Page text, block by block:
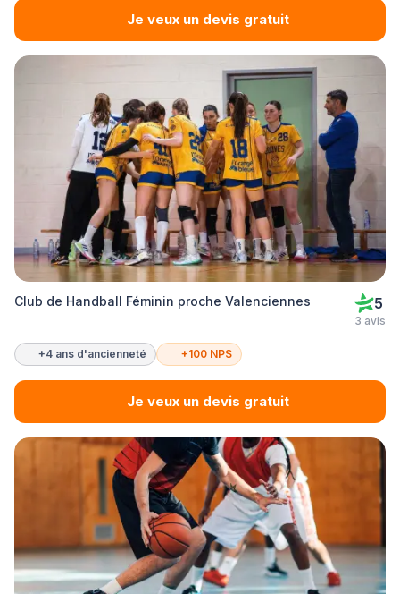
Je veux un devis gratuit
Club de Handball Féminin proche Valenciennes 5
3 avis
+4 ans d'ancienneté +100 NPS
Je veux un devis gratuit